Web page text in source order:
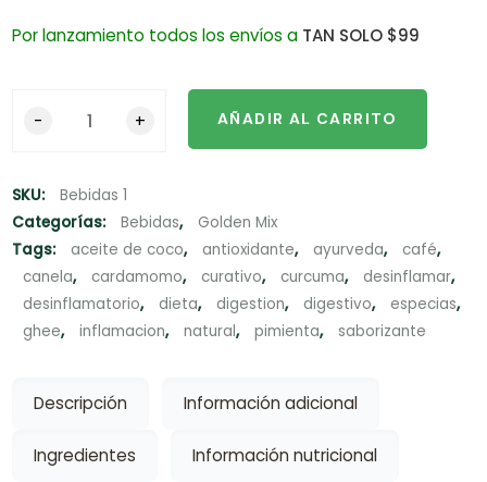
Por lanzamiento todos los envíos a TAN SOLO $99
AÑADIR AL CARRITO
SKU:
Bebidas 1
Categorías:
Bebidas,
Golden Mix
Tags:
aceite de coco, antioxidante, ayurveda, café,
canela, cardamomo, curativo, curcuma, desinflamar,
desinflamatorio, dieta, digestion, digestivo, especias,
ghee, inflamacion, natural, pimienta, saborizante
Descripción Información adicional
Ingredientes Información nutricional